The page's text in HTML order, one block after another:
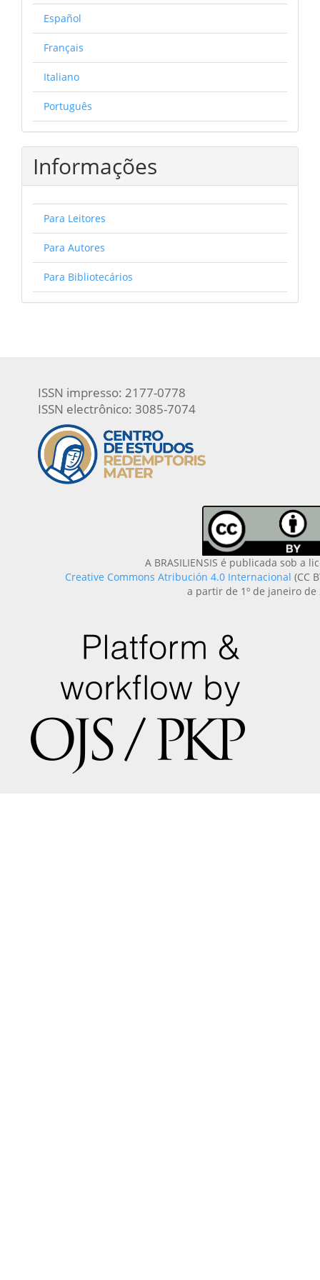
Español
Français
Italiano
Português
Informações
Para Leitores
Para Autores
Para Bibliotecários
ISSN impresso: 2177-0778
ISSN electrônico: 3085-7074
A BRASILIENSIS é publicada sob a
Creative Commons Atribución 4.0 Internacional (CC
a partir de 1º de janeiro de